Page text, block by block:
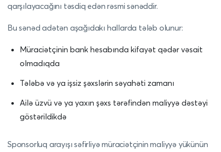
qarşılayacağını təsdiq edən rəsmi sənəddir.
Bu sənəd adətən aşağıdakı hallarda tələb olunur:
Müraciətçinin bank hesabında kifayət qədər vəsait
olmadıqda
Tələbə və ya işsiz şəxslərin səyahəti zamanı
Ailə üzvü və ya yaxın şəxs tərəfindən maliyyə dəstəyi
göstərildikdə
Sponsorluq arayışı səfirliyə müraciətçinin maliyyə yükünün